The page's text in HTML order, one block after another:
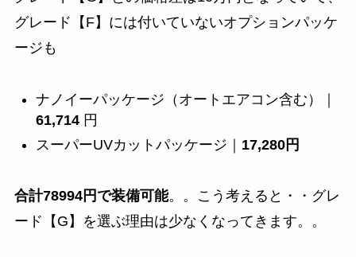
グレード【F】には付いていないオプションパッケ
ージも
ナノイーパッケージ（オートエアコン含む）｜
61,714円
スーパーUVカットパッケージ｜ 17,280円
合計78994円で装備可能。。こう考えると・・グレ
ード【G】を選ぶ理由は少なくなってきます。。